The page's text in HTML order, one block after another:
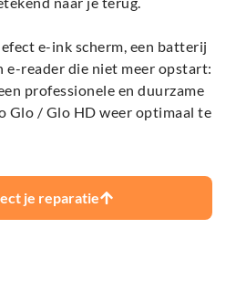
e-ink scherm, een batterij
e-reader die niet meer opstart:
professionele en duurzame
Glo / Glo HD weer optimaal te
je reparatie